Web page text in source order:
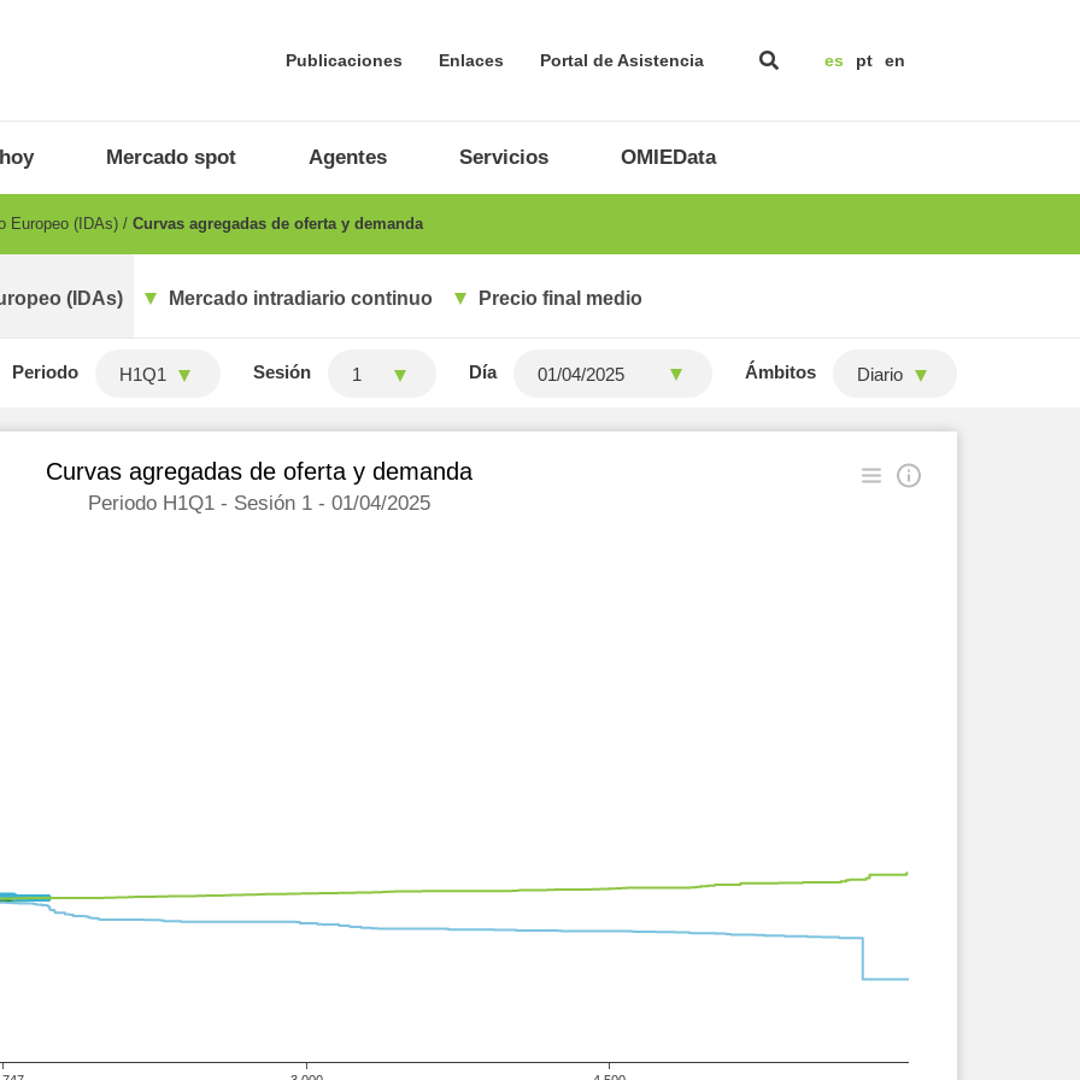
Publicaciones Enlaces Portal de Asistencia es pt en
Mercado spot Agentes Servicios OMIEData
Europeo (IDAs) Curvas agregadas de oferta y demanda
(IDAs) Mercado intradiario continuo Precio final medio
Periodo H1Q1 Sesión 1 Día Ámbitos Diario
Curvas agregadas de oferta y demanda
Periodo H1Q1 - Sesión 1 - 01/04/2025